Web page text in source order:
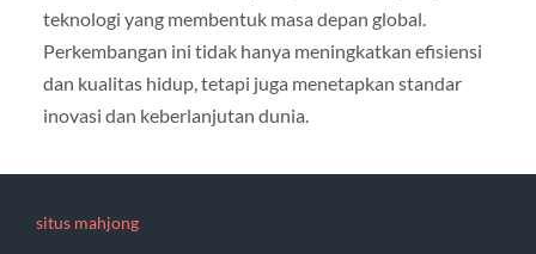
teknologi yang membentuk masa depan global.
Perkembangan ini tidak hanya meningkatkan efisiensi
dan kualitas hidup, tetapi juga menetapkan standar
inovasi dan keberlanjutan dunia.
situs mahjong